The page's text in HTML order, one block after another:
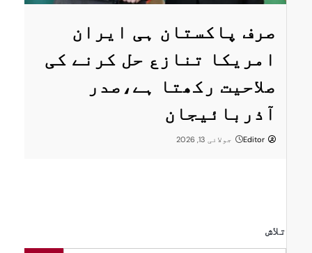
صرف پاکستان ہی ایران
امریکا تنازع حل کرنے کی
صلاحیت رکھتا ہے،صدر
آذربائیجان
Editor جولائی 13, 2026
تلاش